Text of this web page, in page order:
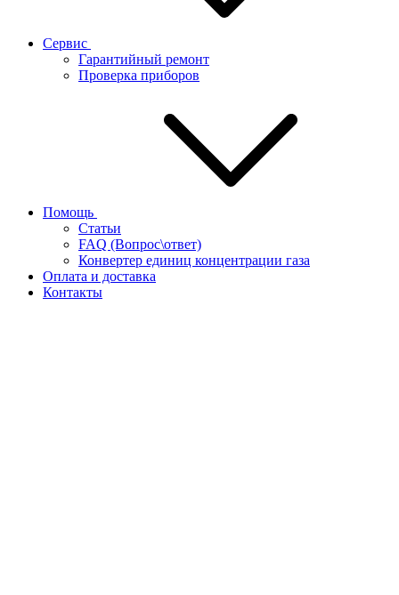
Сервис
Гарантийный ремонт
Проверка приборов
Помощь
Статьи
FAQ (Вопрос\ответ)
Конвертер единиц концентрации газа
Оплата и доставка
Контакты